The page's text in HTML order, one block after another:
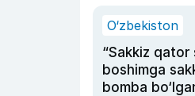
O‘zbekiston
“Sakkiz qator
boshimga
bomba